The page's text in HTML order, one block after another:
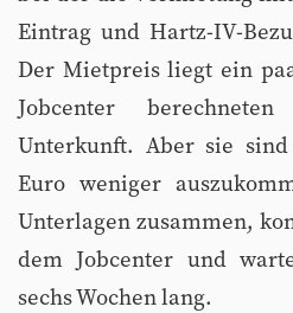
Eintrag und Hartz-IV-
Der Mietpreis liegt ein
Jobcenter
Unterkunft. Aber sie
Euro weniger
Unterlagen zusammen,
dem Jobcenter und
sechs Wochen lang.